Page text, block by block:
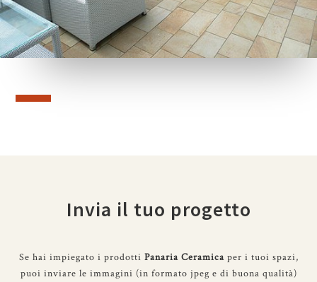
Invia il tuo progetto
Se hai impiegato i prodotti Panaria Ceramica per i tuoi spazi,
puoi inviare le immagini (in formato jpeg e di buona qualità)